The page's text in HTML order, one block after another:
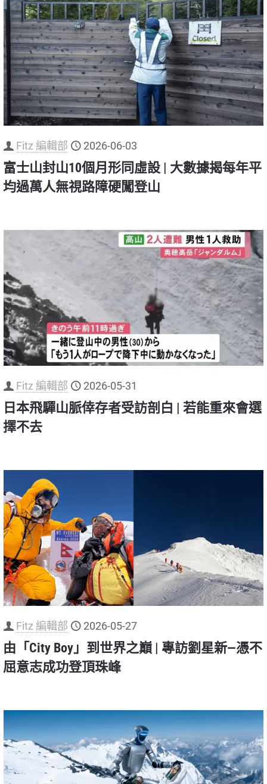
Fitz 編輯部 2026-06-03
富士山封山10個月形同虛設 | 大數據揭每年平
均過萬人無視路障硬闖登山
Fitz 編輯部 2026-05-31
日本飛驒山脈倖存者受訪剖白 | 若能重來會選
擇不去
Fitz 編輯部 2026-05-27
由「City Boy」到世界之巔 | 專訪劉星新—憑不
屈意志成功登頂珠峰